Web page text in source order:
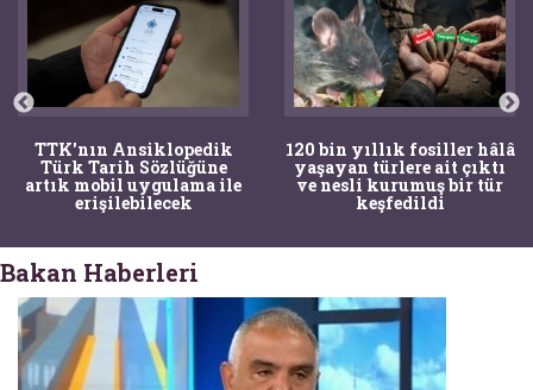
TTK'nın Ansiklopedik
Türk Tarih Sözlüğüne
artık mobil uygulama ile
erişilebilecek
120 bin yıllık fosiller hâlâ
yaşayan türlere ait çıktı
ve nesli kurumuş bir tür
keşfedildi
Bakan Haberleri